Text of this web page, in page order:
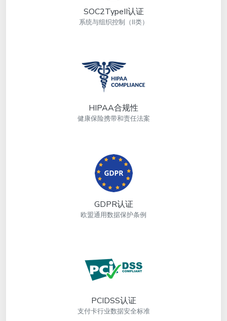
SOC2TypeII认证
系统与组织控制（Ⅱ类）
HIPAA合规性
健康保险携带和责任法案
GDPR认证
欧盟通用数据保护条例
PCIDSS认证
支付卡行业数据安全标准